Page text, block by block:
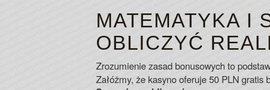
MATEMATYKA I
OBLICZYĆ
Zrozumienie zasad bonusowych to
Załóżmy, że kasyno oferuje 50 PLN